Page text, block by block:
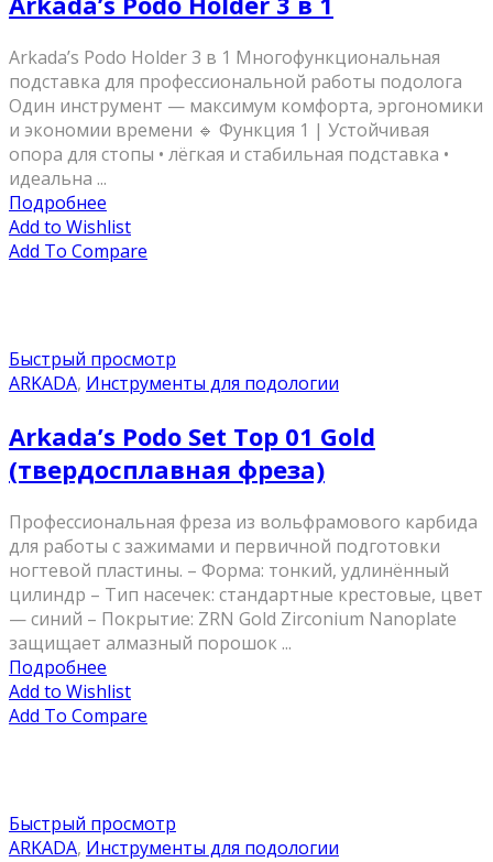
Arkada’s Podo Holder 3 в 1 Многофункциональная
подставка для профессиональной работы подолога
Один инструмент — максимум комфорта, эргономики
и экономии времени 🔹 Функция 1 | Устойчивая
опора для стопы • лёгкая и стабильная подставка •
идеальна ...
Подробнее
Add to Wishlist
Add To Compare
Быстрый просмотр
ARKADA, Инструменты для подологии
Arkada’s Podo Set Top 01 Gold
(твердосплавная фреза)
Профессиональная фреза из вольфрамового карбида
для работы с зажимами и первичной подготовки
ногтевой пластины. – Форма: тонкий, удлинённый
цилиндр – Тип насечек: стандартные крестовые, цвет
— синий – Покрытие: ZRN Gold Zirconium Nanoplate
защищает алмазный порошок ...
Подробнее
Add to Wishlist
Add To Compare
Быстрый просмотр
ARKADA, Инструменты для подологии